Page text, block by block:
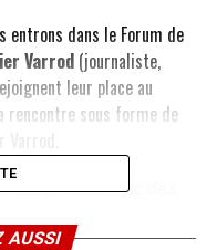
entrons dans le Forum de
Varrod(journaliste,
leur place au
rencontre sous forme de
AUSSI